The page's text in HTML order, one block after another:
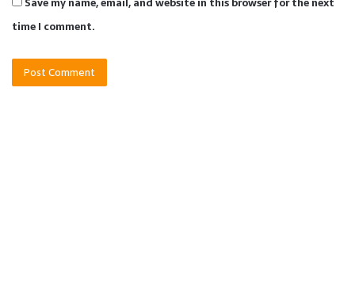
time I comment.